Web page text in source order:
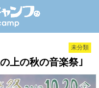
未分類
上の秋の音楽祭｣